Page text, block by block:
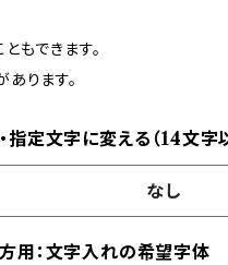
もできます。
ります。
定文字に変える（14文字
なし
用：文字入れの希望字体